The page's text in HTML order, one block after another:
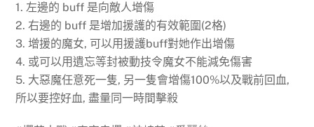
1. 左邊的 buff 是向敵人增傷
2. 右邊的 buff 是增加援護的有效範圍(2格)
3. 增援的魔女, 可以用援護buff對她作出增傷
4. 或可以用遺忘等封被動技令魔女不能減免傷害
5. 大惡魔任意死一隻, 另一隻會增傷100%以及戰前回血,
所以要控好血, 盡量同一時間擊殺